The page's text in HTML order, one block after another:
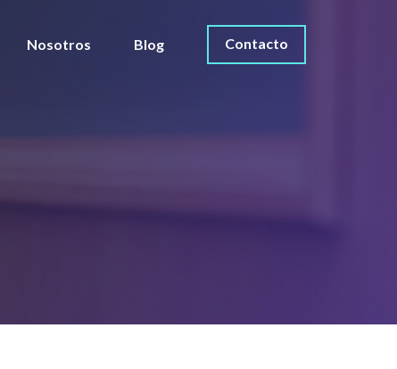
Nosotros Blog Contacto